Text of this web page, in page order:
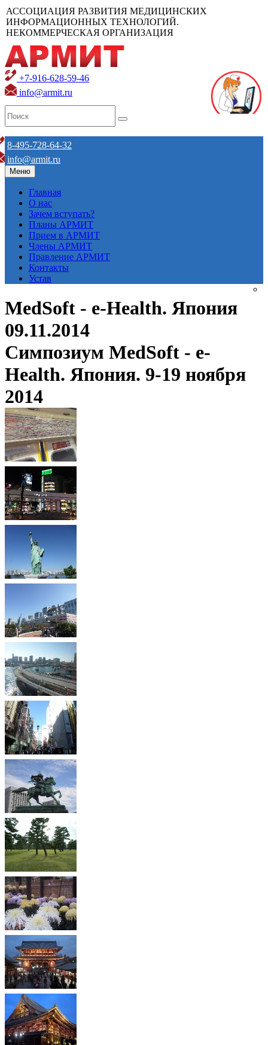
АССОЦИАЦИЯ РАЗВИТИЯ МЕДИЦИНСКИХ
ИНФОРМАЦИОННЫХ ТЕХНОЛОГИЙ.
НЕКОММЕРЧЕСКАЯ ОРГАНИЗАЦИЯ
+7-916-628-59-46
info@armit.ru
8-495-728-64-32
info@armit.ru
Меню
Главная
О нас
Зачем вступать?
Планы АРМИТ
Прием в АРМИТ
Члены АРМИТ
Правление АРМИТ
Контакты
Устав
MedSoft - e-Health. Япония
09.11.2014
Симпозиум MedSoft - e-
Health. Япония. 9-19 ноября
2014